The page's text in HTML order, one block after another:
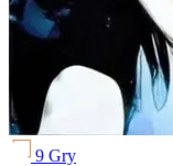
9 Gry